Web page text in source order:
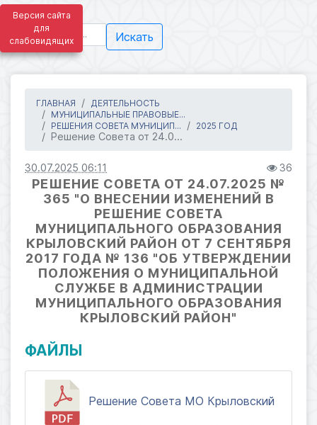
Версия сайта
для
слабовидящих
Искать
ГЛАВНАЯ
ДЕЯТЕЛЬНОСТЬ
МУНИЦИПАЛЬНЫЕ ПРАВОВЫЕ...
РЕШЕНИЯ СОВЕТА МУНИЦИП...
2025 ГОД
Решение Совета от 24.0...
30.07.2025 06:11 36
РЕШЕНИЕ СОВЕТА ОТ 24.07.2025 №
365 "О ВНЕСЕНИИ ИЗМЕНЕНИЙ В
РЕШЕНИЕ СОВЕТА
МУНИЦИПАЛЬНОГО ОБРАЗОВАНИЯ
КРЫЛОВСКИЙ РАЙОН ОТ 7 СЕНТЯБРЯ
2017 ГОДА № 136 "ОБ УТВЕРЖДЕНИИ
ПОЛОЖЕНИЯ О МУНИЦИПАЛЬНОЙ
СЛУЖБЕ В АДМИНИСТРАЦИИ
МУНИЦИПАЛЬНОГО ОБРАЗОВАНИЯ
КРЫЛОВСКИЙ РАЙОН"
ФАЙЛЫ
Решение Совета МО Крыловский